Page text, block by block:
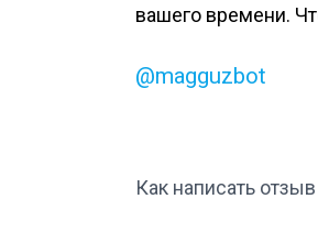
вашего времени.
@magguzbot
Как написать